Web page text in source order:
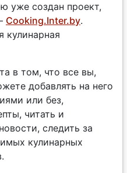
уже создан проект,
Cooking.Inter.by.
кулинарная
в том, что все вы,
добавлять на него
или без,
читать и
следить за
кулинарных